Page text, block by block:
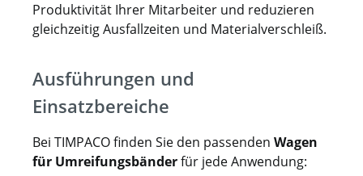
Produktivität Ihrer Mitarbeiter und reduzieren
gleichzeitig Ausfallzeiten und Materialverschleiß.
Ausführungen und
Einsatzbereiche
Bei TIMPACO finden Sie den passenden Wagen
für Umreifungsbänderfür jede Anwendung: